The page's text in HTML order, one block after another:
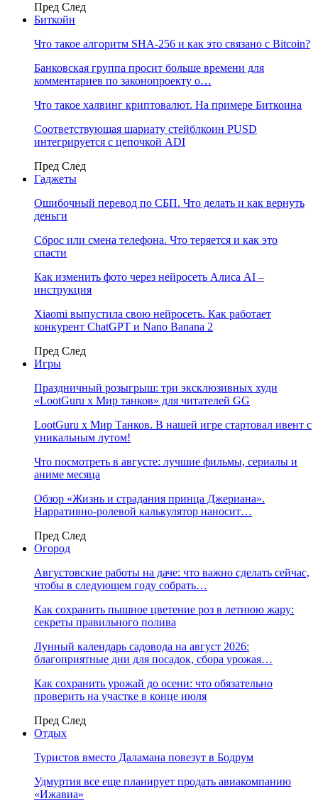
Пред След
Биткойн
Что такое алгоритм SHA-256 и как это связано с Bitcoin?
Банковская группа просит больше времени для
комментариев по законопроекту о…
Что такое халвинг криптовалют. На примере Биткоина
Соответствующая шариату стейблкоин PUSD
интегрируется с цепочкой ADI
Пред След
Гаджеты
Ошибочный перевод по СБП. Что делать и как вернуть
деньги
Сброс или смена телефона. Что теряется и как это
спасти
Как изменить фото через нейросеть Алиса AI –
инструкция
Xiaomi выпустила свою нейросеть. Как работает
конкурент ChatGPT и Nano Banana 2
Пред След
Игры
Праздничный розыгрыш: три эксклюзивных худи
«LootGuru х Мир танков» для читателей GG
LootGuru x Мир Танков. В нашей игре стартовал ивент с
уникальным лутом!
Что посмотреть в августе: лучшие фильмы, сериалы и
аниме месяца
Обзор «Жизнь и страдания принца Джериана».
Нарративно-ролевой калькулятор наносит…
Пред След
Огород
Августовские работы на даче: что важно сделать сейчас,
чтобы в следующем году собрать…
Как сохранить пышное цветение роз в летнюю жару:
секреты правильного полива
Лунный календарь садовода на август 2026:
благоприятные дни для посадок, сбора урожая…
Как сохранить урожай до осени: что обязательно
проверить на участке в конце июля
Пред След
Отдых
Туристов вместо Даламана повезут в Бодрум
Удмуртия все еще планирует продать авиакомпанию
«Ижавиа»